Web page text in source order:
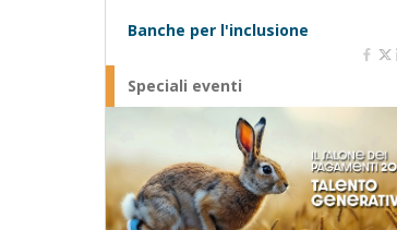
Banche per l'inclusione
Speciali eventi